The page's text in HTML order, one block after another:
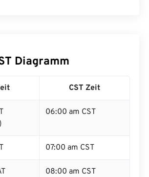
Diagramm
CST Zeit
06:00 am CST
07:00 am CST
08:00 am CST